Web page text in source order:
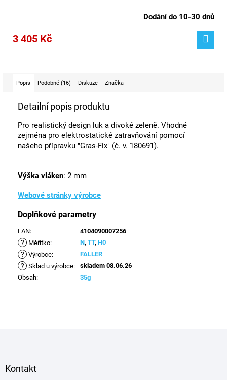
Dodání do 10-30 dnů
3 405 Kč
Popis Podobné (16) Diskuze Značka
Detailní popis produktu
Pro realistický design luk a divoké zeleně. Vhodné
zejména pro elektrostatické zatravňování pomocí
našeho přípravku "Gras-Fix" (č. v. 180691).
Výška vláken: 2 mm
Webové stránky výrobce
Doplňkové parametry
EAN: 4104090007256
? Měřítko: N, TT, H0
? Výrobce: FALLER
? Sklad u výrobce:
skladem 08.06.26
Obsah: 35g
Kontakt